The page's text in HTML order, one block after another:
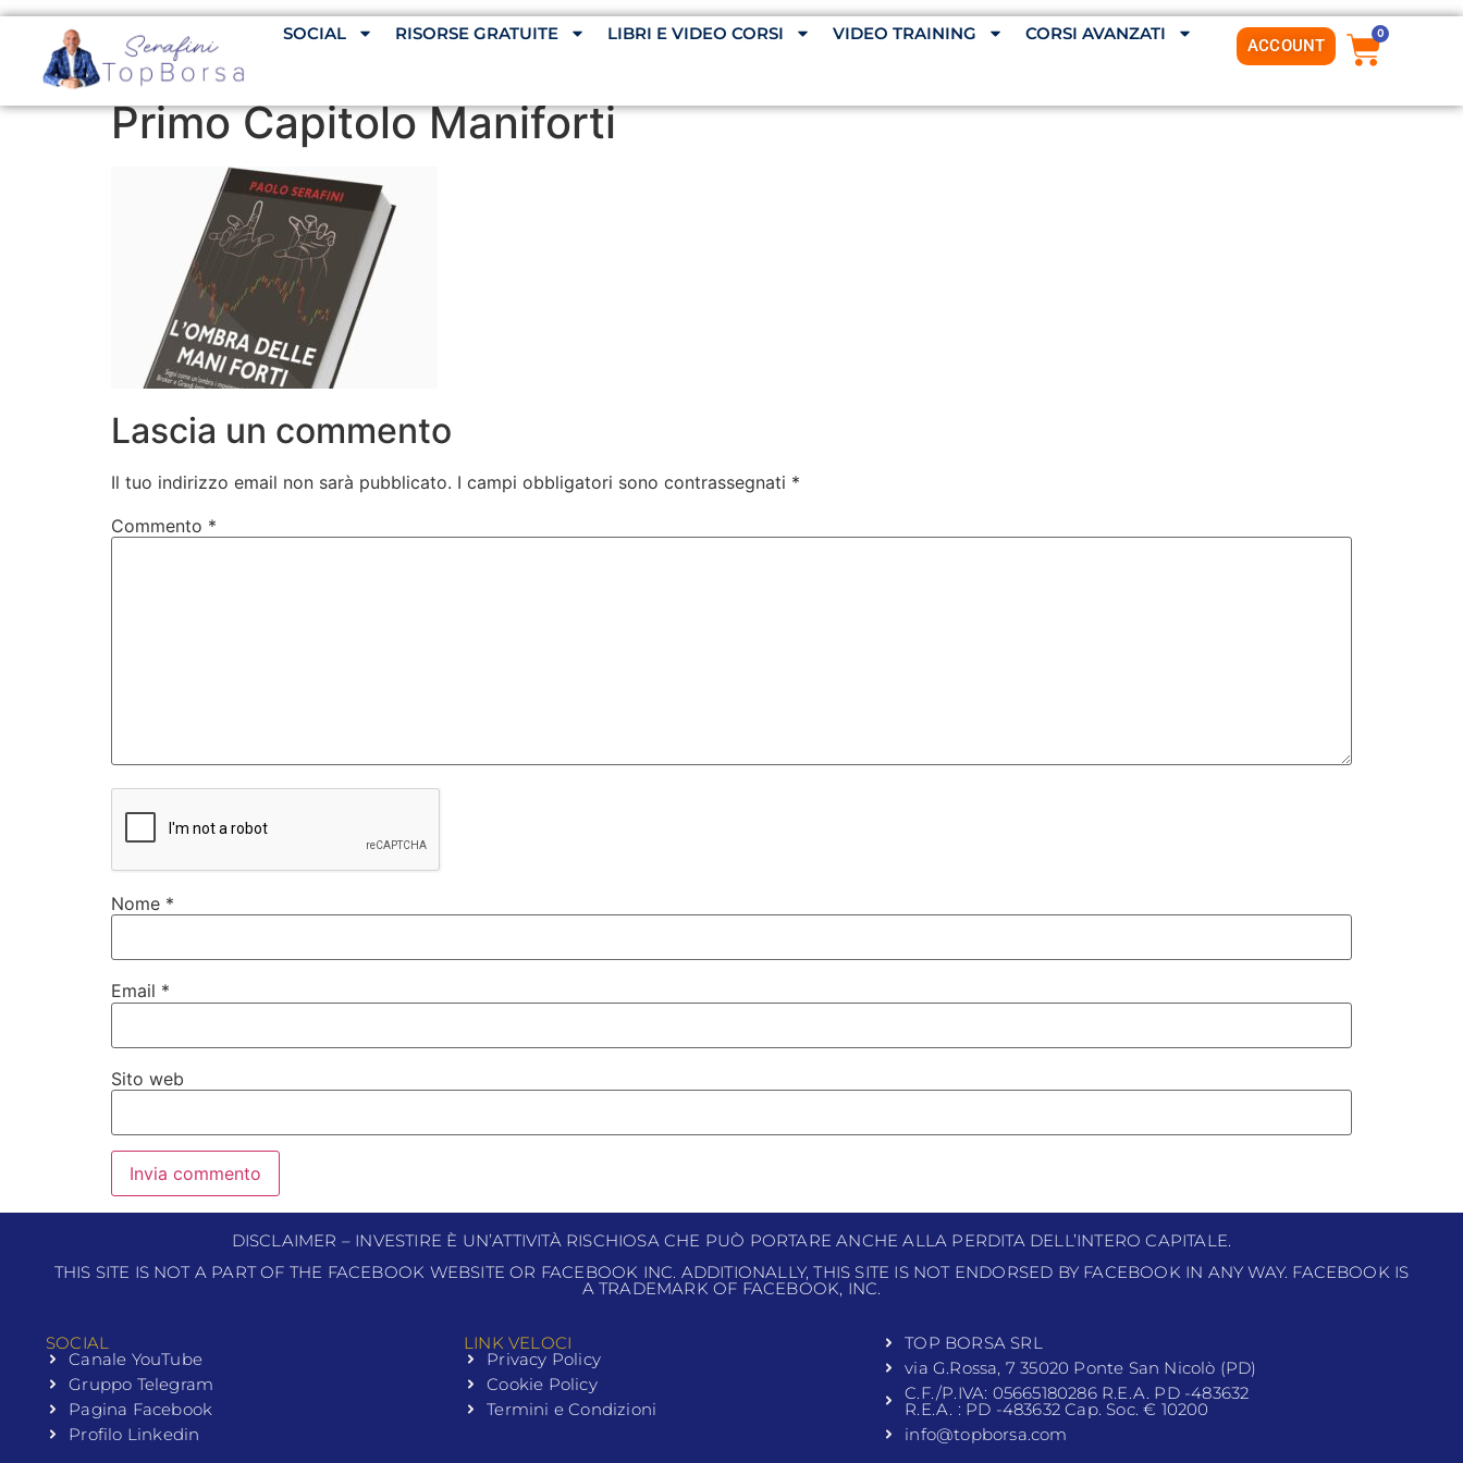
SOCIAL RISORSE GRATUITE LIBRI E VIDEO CORSI VIDEO TRAINING CORSI AVANZATI
ACCOUNT
0
Primo Capitolo Maniforti
Lascia un commento
Il tuo indirizzo email non sarà pubblicato. I campi obbligatori sono contrassegnati *
Commento *
Nome *
Email *
Sito web
DISCLAIMER – INVESTIRE È UN’ATTIVITÀ RISCHIOSA CHE PUÒ PORTARE ANCHE ALLA PERDITA DELL’INTERO CAPITALE.
THIS SITE IS NOT A PART OF THE FACEBOOK WEBSITE OR FACEBOOK INC. ADDITIONALLY, THIS SITE IS NOT ENDORSED BY FACEBOOK IN ANY WAY. FACEBOOK IS
A TRADEMARK OF FACEBOOK, INC.
SOCIAL
Canale YouTube
Gruppo Telegram
Pagina Facebook
Profilo Linkedin
LINK VELOCI
Privacy Policy
Cookie Policy
Termini e Condizioni
TOP BORSA SRL
via G.Rossa, 7 35020 Ponte San Nicolò (PD)
C.F./P.IVA: 05665180286 R.E.A. PD -483632
R.E.A. : PD -483632 Cap. Soc. € 10200
info@topborsa.com